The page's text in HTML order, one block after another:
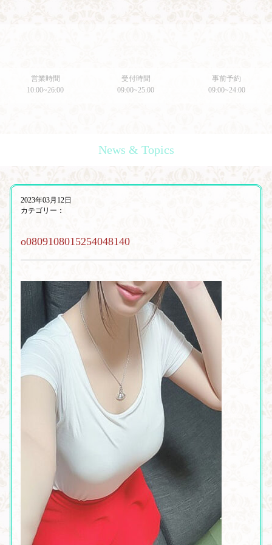
営業時間
10:00~26:00
受付時間
09:00~25:00
事前予約
09:00~24:00
News & Topics
2023年03月12日
カテゴリー：
o0809108015254048140